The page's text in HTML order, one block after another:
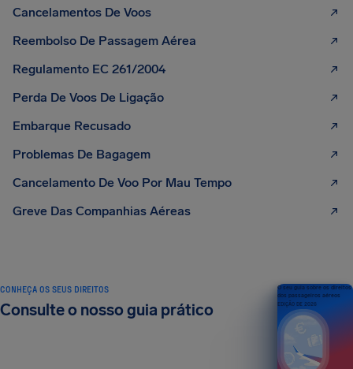
Cancelamentos De Voos
Reembolso De Passagem Aérea
Regulamento EC 261/2004
Perda De Voos De Ligação
Embarque Recusado
Problemas De Bagagem
Cancelamento De Voo Por Mau Tempo
Greve Das Companhias Aéreas
CONHEÇA OS SEUS DIREITOS
Consulte o nosso guia prático
O seu guia sobre os direitos
dos passageiros aéreos
EDIÇÃO DE 2026